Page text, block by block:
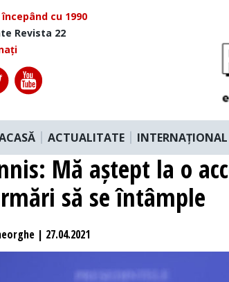
începând cu 1990
Revista 22
ACTUALITATE INTERNAȚIONAL
Mă aștept la o
să se întâmple
| 27.04.2021